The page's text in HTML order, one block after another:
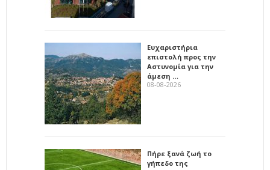
Ευχαριστήρια
επιστολή προς την
Αστυνομία για την
άμεση …
08-08-2026
Πήρε ξανά ζωή το
γήπεδο της